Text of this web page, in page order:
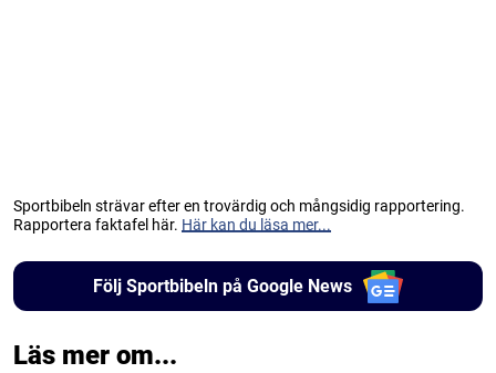
Sportbibeln strävar efter en trovärdig och mångsidig rapportering.
Rapportera faktafel här. Här kan du läsa mer...
Följ Sportbibeln på Google News
Läs mer om...